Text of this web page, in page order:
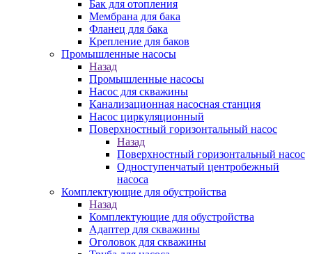
Бак для отопления
Мембрана для бака
Фланец для бака
Крепление для баков
Промышленные насосы
Назад
Промышленные насосы
Насос для скважины
Канализационная насосная станция
Насос циркуляционный
Поверхностный горизонтальный насос
Назад
Поверхностный горизонтальный насос
Одноступенчатый центробежный
насоса
Комплектующие для обустройства
Назад
Комплектующие для обустройства
Адаптер для скважины
Оголовок для скважины